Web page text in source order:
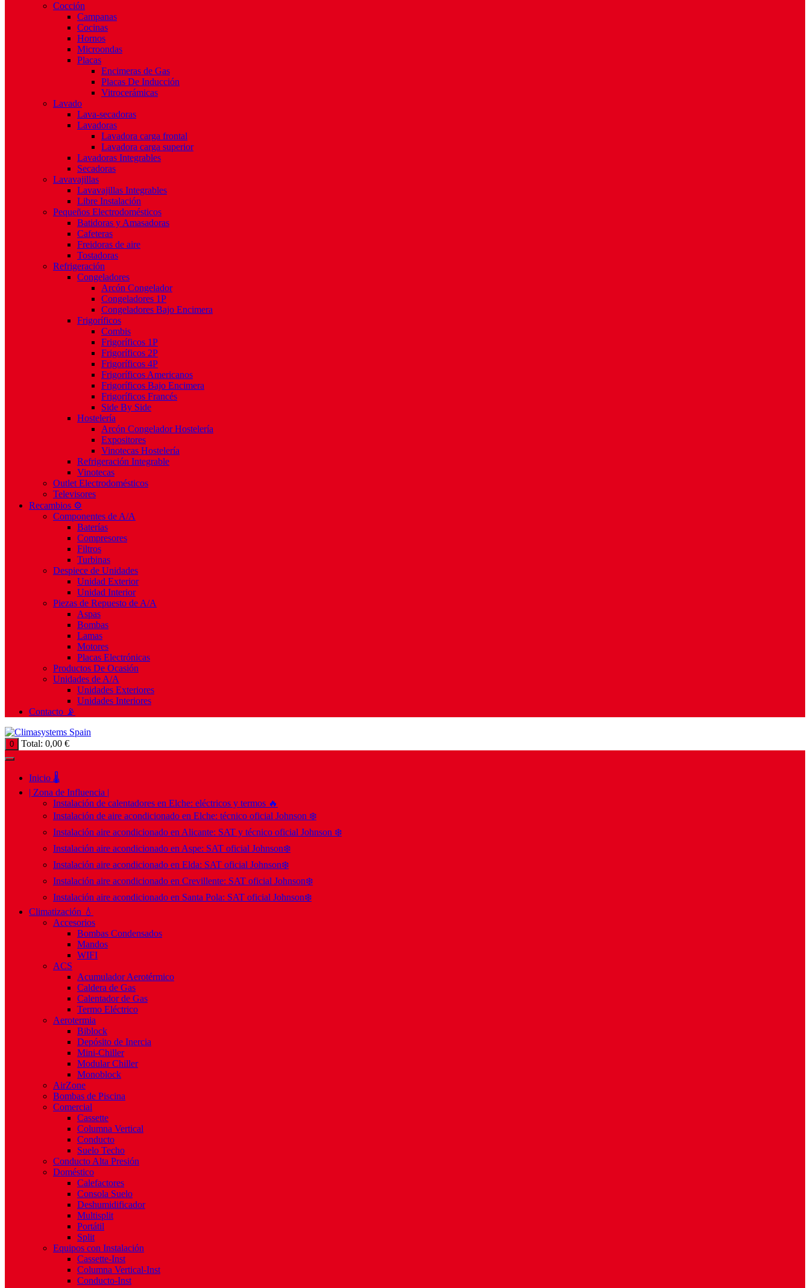
Cocción
Campanas
Cocinas
Hornos
Microondas
Placas
Encimeras de Gas
Placas De Inducción
Vitrocerámicas
Lavado
Lava-secadoras
Lavadoras
Lavadora carga frontal
Lavadora carga superior
Lavadoras Integrables
Secadoras
Lavavajillas
Lavavajillas Integrables
Libre Instalación
Pequeños Electrodomésticos
Batidoras y Amasadoras
Cafeteras
Freidoras de aire
Tostadoras
Refrigeración
Congeladores
Arcón Congelador
Congeladores 1P
Congeladores Bajo Encimera
Frigoríficos
Combis
Frigoríficos 1P
Frigoríficos 2P
Frigoríficos 4P
Frigoríficos Americanos
Frigoríficos Bajo Encimera
Frigoríficos Francés
Side By Side
Hostelería
Arcón Congelador Hostelería
Expositores
Vinotecas Hostelería
Refrigeración Integrable
Vinotecas
Outlet Electrodomésticos
Televisores
Recambios ⚙️
Componentes de A/A
Baterías
Compresores
Filtros
Turbinas
Despiece de Unidades
Unidad Exterior
Unidad Interior
Piezas de Repuesto de A/A
Aspas
Bombas
Lamas
Motores
Placas Electrónicas
Productos De Ocasión
Unidades de A/A
Unidades Exteriores
Unidades Interiores
Contacto 📡
0 Total: 0,00 €
Inicio 🌡️
| Zona de Influencia |
Instalación de calentadores en Elche: eléctricos y termos 🔥
Instalación de aire acondicionado en Elche: técnico oficial Johnson ❄️
Instalación aire acondicionado en Alicante: SAT y técnico oficial Johnson ❄️
Instalación aire acondicionado en Aspe: SAT oficial Johnson❄️
Instalación aire acondicionado en Elda: SAT oficial Johnson❄️
Instalación aire acondicionado en Crevillente: SAT oficial Johnson❄️
Instalación aire acondicionado en Santa Pola: SAT oficial Johnson❄️
Climatización 💧
Accesorios
Bombas Condensados
Mandos
WIFI
ACS
Acumulador Aerotérmico
Caldera de Gas
Calentador de Gas
Termo Eléctrico
Aerotermia
Biblock
Depósito de Inercia
Mini-Chiller
Modular Chiller
Monoblock
AirZone
Bombas de Piscina
Comercial
Cassette
Columna Vertical
Conducto
Suelo Techo
Conducto Alta Presión
Doméstico
Calefactores
Consola Suelo
Deshumidificador
Multisplit
Portátil
Split
Equipos con Instalación
Cassette-Inst
Columna Vertical-Inst
Conducto-Inst